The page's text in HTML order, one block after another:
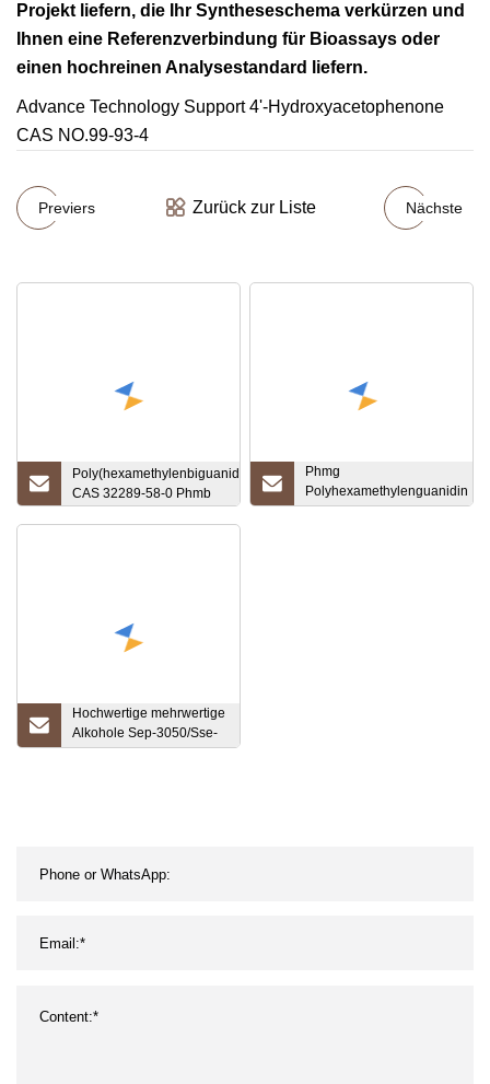
Projekt liefern, die Ihr Syntheseschema verkürzen und
Ihnen eine Referenzverbindung für Bioassays oder
einen hochreinen Analysestandard liefern.
Advance Technology Support 4'-Hydroxyacetophenone
CAS NO.99-93-4
Previers Zurück zur Liste Nächste
Poly(hexamethylenbiguanid)hydrochlorid
CAS 32289-58-0 Phmb
Phmg
Polyhexamethylenguanidin
CAS 57028-96-3 Phmg
Hochwertige mehrwertige
Alkohole Sep-3050/Sse-
2028/Sse-2038 zu